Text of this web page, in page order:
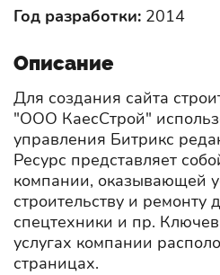
Год разработки: 2014
Описание
Для создания сайта
"ООО КаесСтрой"
управления Битрикс
Ресурс представляет
компании, оказывающей
строительству и ремонту
спецтехники и пр.
услугах компании
страницах.